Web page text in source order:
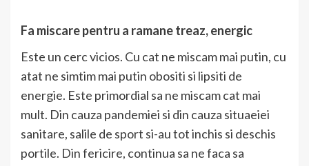
Fa miscare pentru a ramane treaz, energic
Este un cerc vicios. Cu cat ne miscam mai putin, cu
atat ne simtim mai putin obositi si lipsiti de
energie. Este primordial sa ne miscam cat mai
mult. Din cauza pandemiei si din cauza situaeiei
sanitare, salile de sport si-au tot inchis si deschis
portile. Din fericire, continua sa ne faca sa